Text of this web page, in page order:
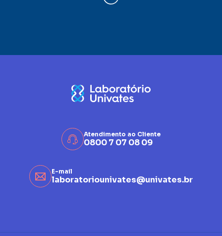
Atendimento ao Cliente
0800 7 07 08 09
E-mail
laboratoriounivates@univates.br